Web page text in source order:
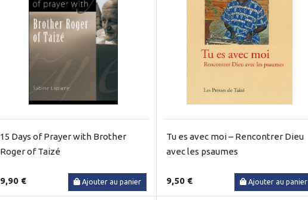
15 Days of Prayer with Brother
Roger of Taizé
9,90 € Ajouter au panier
Tu es avec moi – Rencontrer Dieu
avec les psaumes
9,50 € Ajouter au panier